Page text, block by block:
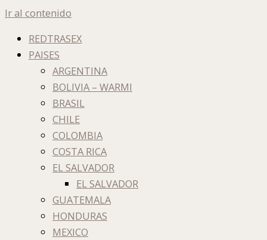
Ir al contenido
REDTRASEX
PAISES
ARGENTINA
BOLIVIA – WARMI
BRASIL
CHILE
COLOMBIA
COSTA RICA
EL SALVADOR
EL SALVADOR
GUATEMALA
HONDURAS
MEXICO